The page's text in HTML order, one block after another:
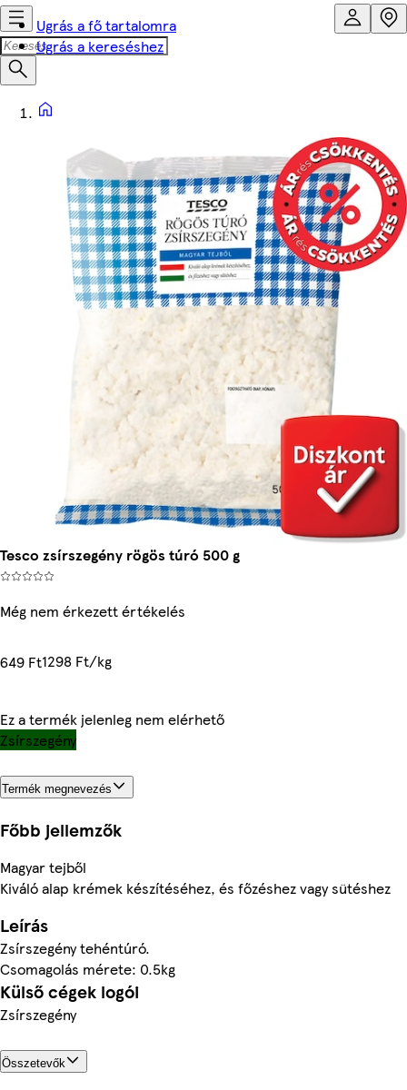
Ugrás a fő tartalomra
Ugrás a kereséshez
Tesco zsírszegény rögös túró 500 g
Még nem érkezett értékelés
649 Ft1298 Ft/kg
Ez a termék jelenleg nem elérhető
Zsírszegény
Termék megnevezés
Főbb jellemzők
Magyar tejből
Kiváló alap krémek készítéséhez, és főzéshez vagy sütéshez
Leírás
Zsírszegény tehéntúró.
Csomagolás mérete: 0.5kg
Külső cégek logói
Zsírszegény
Összetevők